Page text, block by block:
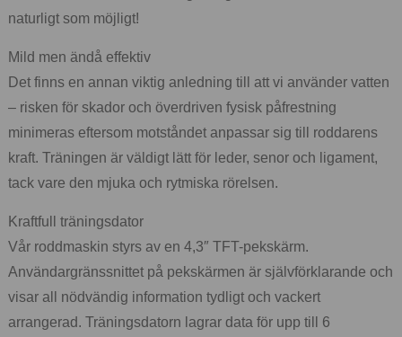
naturligt som möjligt!
Mild men ändå effektiv
Det finns en annan viktig anledning till att vi använder vatten
– risken för skador och överdriven fysisk påfrestning
minimeras eftersom motståndet anpassar sig till roddarens
kraft. Träningen är väldigt lätt för leder, senor och ligament,
tack vare den mjuka och rytmiska rörelsen.
Kraftfull träningsdator
Vår roddmaskin styrs av en 4,3″ TFT-pekskärm.
Användargränssnittet på pekskärmen är självförklarande och
visar all nödvändig information tydligt och vackert
arrangerad. Träningsdatorn lagrar data för upp till 6